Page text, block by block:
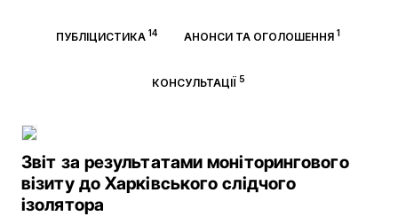
ПУБЛІЦИСТИКА 14 АНОНСИ ТА ОГОЛОШЕННЯ 1
КОНСУЛЬТАЦІЇ5
Звіт за результатами моніторингового
візиту до Харківського слідчого
ізолятора